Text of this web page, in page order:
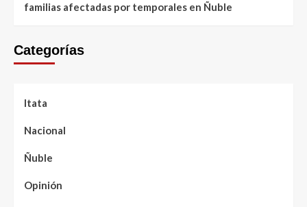
familias afectadas por temporales en Ñuble
Categorías
Itata
Nacional
Ñuble
Opinión